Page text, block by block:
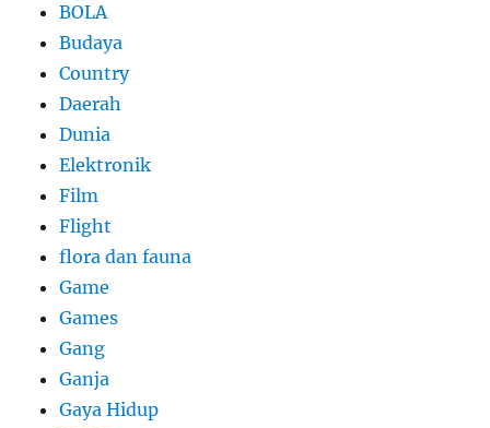
BOLA
Budaya
Country
Daerah
Dunia
Elektronik
Film
Flight
flora dan fauna
Game
Games
Gang
Ganja
Gaya Hidup